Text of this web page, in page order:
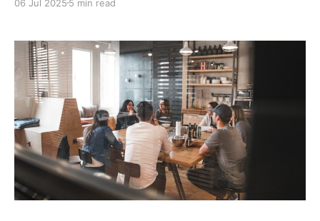
해 출력과 설치까지 기획단에서 모두 진행해드립니다. 안
시 이런 생각
06 Jul 2025 5 min read